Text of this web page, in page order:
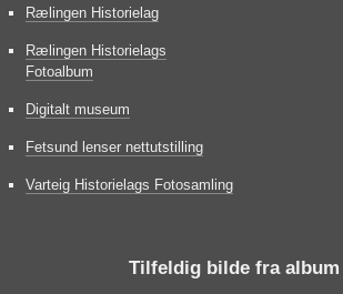
Rælingen Historielag
Rælingen Historielags
Fotoalbum
Digitalt museum
Fetsund lenser nettutstilling
Varteig Historielags Fotosamling
Tilfeldig bilde fra album